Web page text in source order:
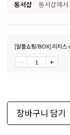
동서샵 동서샵에
[알뜰쇼핑/BOX] 리치스
장바구니 담기